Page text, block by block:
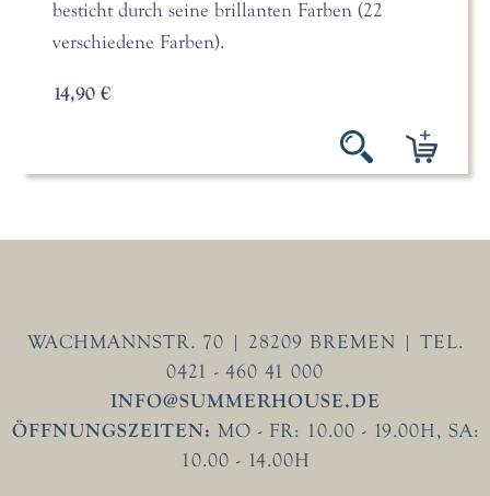
besticht durch seine brillanten Farben (22
verschiedene Farben).
14,90 €
WACHMANNSTR. 70 | 28209 BREMEN | TEL.
0421 - 460 41 000
INFO@SUMMERHOUSE.DE
ÖFFNUNGSZEITEN: MO - FR: 10.00 - 19.00H, SA:
10.00 - 14.00H